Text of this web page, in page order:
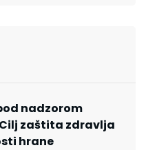
nadzorom
zaštita zdravlja
hrane